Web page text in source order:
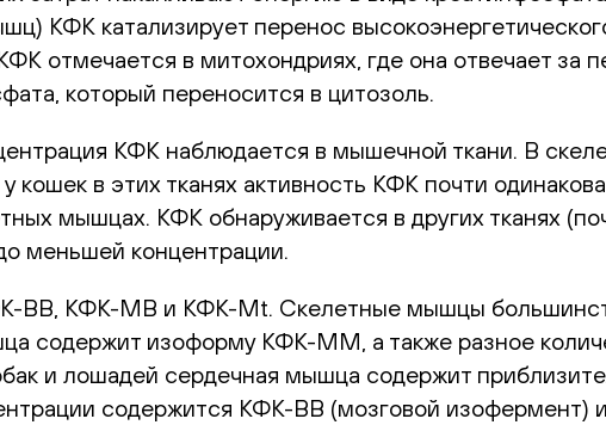
КФК катализирует перенос
отмечается в митохондриях, где она отвечает за
который переносится в цитозоль.
КФК наблюдается в мышечной ткани. В
в этих тканях активность КФК почти
мышцах. КФК обнаруживается в других тканях
меньшей концентрации.
BB, КФК-MB и КФК-Mt. Скелетные мышцы
содержит изоформу КФК-ММ, а также разное
и лошадей сердечная мышца содержит
содержится КФК-BB (мозговой изофермент)